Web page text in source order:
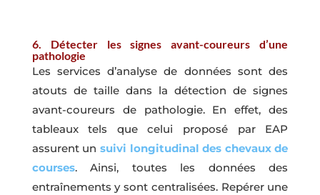
6. Détecter les signes avant-coureurs d’une
pathologie
Les services d’analyse de données sont des
atouts de taille dans la détection de signes
avant-coureurs de pathologie. En effet, des
tableaux tels que celui proposé par EAP
assurent un suivi longitudinal des chevaux de
courses. Ainsi, toutes les données des
entraînements y sont centralisées. Repérer une